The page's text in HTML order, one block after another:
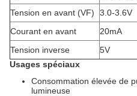
Tension en avant (VF)
3.0-3.6V
Courant en avant
20mA
Tension inverse
5V
Usages spéciaux
Consommation élevée de
lumineuse